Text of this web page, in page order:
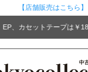
【店舗販売はこちら】
、カセットテープは￥